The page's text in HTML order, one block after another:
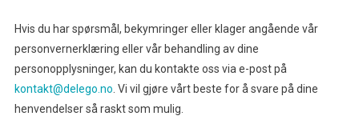
Hvis du har spørsmål, bekymringer eller klager angående vår
personvernerklæring eller vår behandling av dine
personopplysninger, kan du kontakte oss via e-post på
kontakt@delego.no . Vi vil gjøre vårt beste for å svare på dine
henvendelser så raskt som mulig.